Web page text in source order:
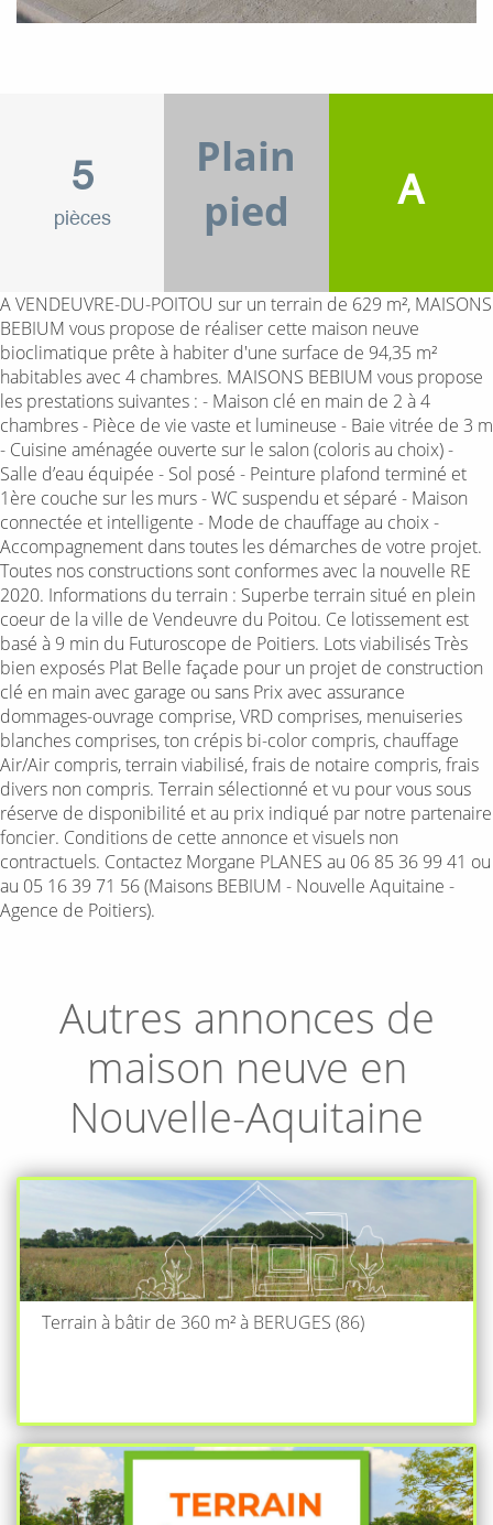
5
pièces
Plain
pied
A
A VENDEUVRE-DU-POITOU sur un terrain de 629 m², MAISONS
BEBIUM vous propose de réaliser cette maison neuve
bioclimatique prête à habiter d'une surface de 94,35 m²
habitables avec 4 chambres. MAISONS BEBIUM vous propose
les prestations suivantes : - Maison clé en main de 2 à 4
chambres - Pièce de vie vaste et lumineuse - Baie vitrée de 3 m
- Cuisine aménagée ouverte sur le salon (coloris au choix) -
Salle d’eau équipée - Sol posé - Peinture plafond terminé et
1ère couche sur les murs - WC suspendu et séparé - Maison
connectée et intelligente - Mode de chauffage au choix -
Accompagnement dans toutes les démarches de votre projet.
Toutes nos constructions sont conformes avec la nouvelle RE
2020. Informations du terrain : Superbe terrain situé en plein
coeur de la ville de Vendeuvre du Poitou. Ce lotissement est
basé à 9 min du Futuroscope de Poitiers. Lots viabilisés Très
bien exposés Plat Belle façade pour un projet de construction
clé en main avec garage ou sans Prix avec assurance
dommages-ouvrage comprise, VRD comprises, menuiseries
blanches comprises, ton crépis bi-color compris, chauffage
Air/Air compris, terrain viabilisé, frais de notaire compris, frais
divers non compris. Terrain sélectionné et vu pour vous sous
réserve de disponibilité et au prix indiqué par notre partenaire
foncier. Conditions de cette annonce et visuels non
contractuels. Contactez Morgane PLANES au 06 85 36 99 41 ou
au 05 16 39 71 56 (Maisons BEBIUM - Nouvelle Aquitaine -
Agence de Poitiers).
Autres annonces de
maison neuve en
Nouvelle-Aquitaine
Terrain à bâtir de 360 m² à BERUGES (86)